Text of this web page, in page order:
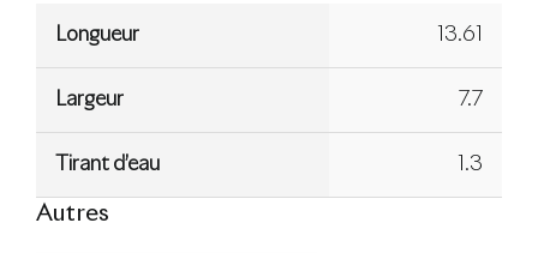
Longueur 13.61
Largeur 7.7
Tirant d’eau 1.3
Autres